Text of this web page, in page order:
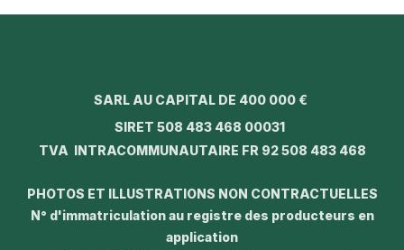
SARL AU CAPITAL DE 400 000 €
SIRET 508 483 468 00031
TVA INTRACOMMUNAUTAIRE FR 92 508 483 468
PHOTOS ET ILLUSTRATIONS NON CONTRACTUELLES
N° d'immatriculation au registre des producteurs en
application